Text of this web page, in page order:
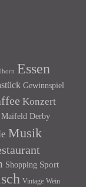
Essen
Gewinnspiel
Konzert
Maifeld Derby
Musik
Shopping Sport
Vintage Wein